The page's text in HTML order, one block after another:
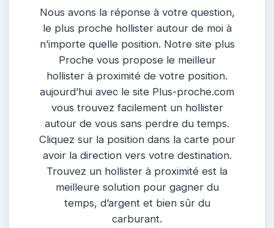
Nous avons la réponse à votre question,
le plus proche hollister autour de moi à
n’importe quelle position. Notre site plus
Proche vous propose le meilleur
hollister à proximité de votre position.
aujourd’hui avec le site Plus-proche.com
vous trouvez facilement un hollister
autour de vous sans perdre du temps.
Cliquez sur la position dans la carte pour
avoir la direction vers votre destination.
Trouvez un hollister à proximité est la
meilleure solution pour gagner du
temps, d’argent et bien sûr du
carburant.